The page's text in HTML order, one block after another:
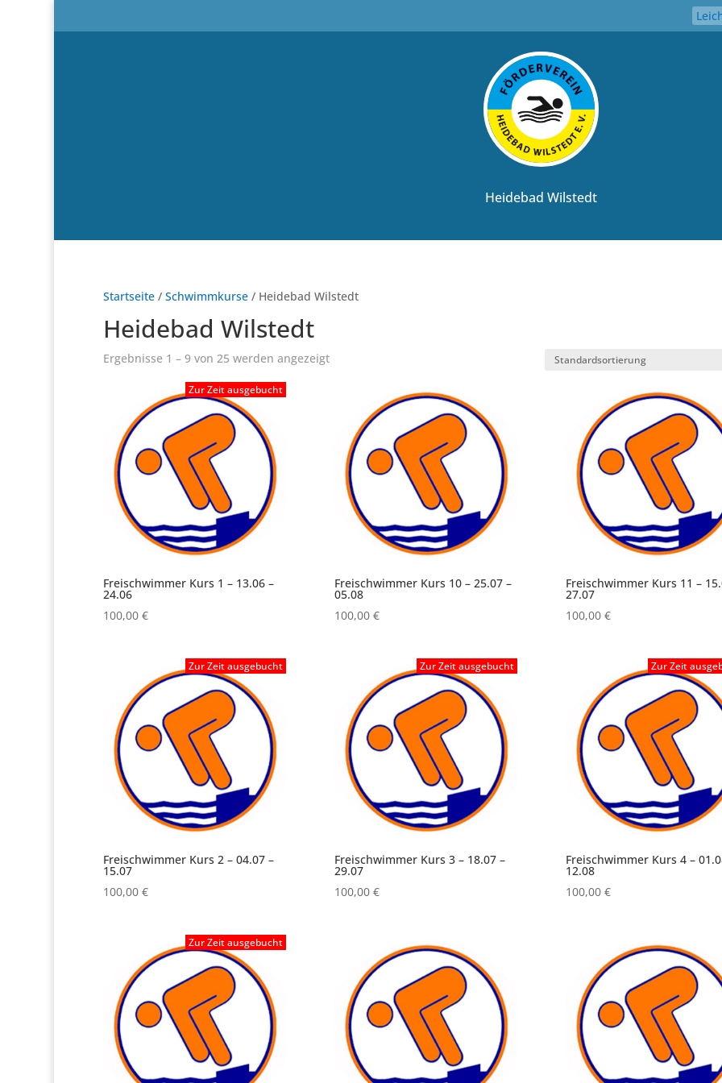
Heidebad Wilstedt
Startseite/ Schwimmkurse/ Heidebad Wilstedt
Heidebad Wilstedt
Ergebnisse 1 – 9 von 25 werden angezeigt
Freischwimmer Kurs 1 – 13.06 –
24.06
100,00 €
Freischwimmer Kurs 10 – 25.07 –
05.08
100,00 €
Freischwimmer Kurs 11 –
27.07
100,00 €
Freischwimmer Kurs 2 – 04.07 –
15.07
100,00 €
Freischwimmer Kurs 3 – 18.07 –
29.07
100,00 €
Freischwimmer Kurs 4 –
12.08
100,00 €